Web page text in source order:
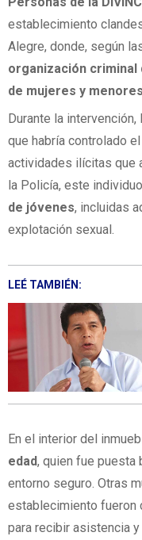
establecimiento
Alegre, donde, según
organización criminal
de mujeres y
Durante la
que habría controlado
actividades ilícitas que
la Policía, este
de jóvenes, incluidas
explotación sexual.
LEÉ TAMBIÉN:
En el interior del
edad, quien fue puesta
entorno seguro. Otras
establecimiento fueron
para recibir asistencia